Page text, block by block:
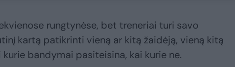
rungtynėse, bet treneriai turi savo
kartą patikrinti vieną ar kitą žaidėją, vieną kitą
bandymai pasiteisina, kai kurie ne.